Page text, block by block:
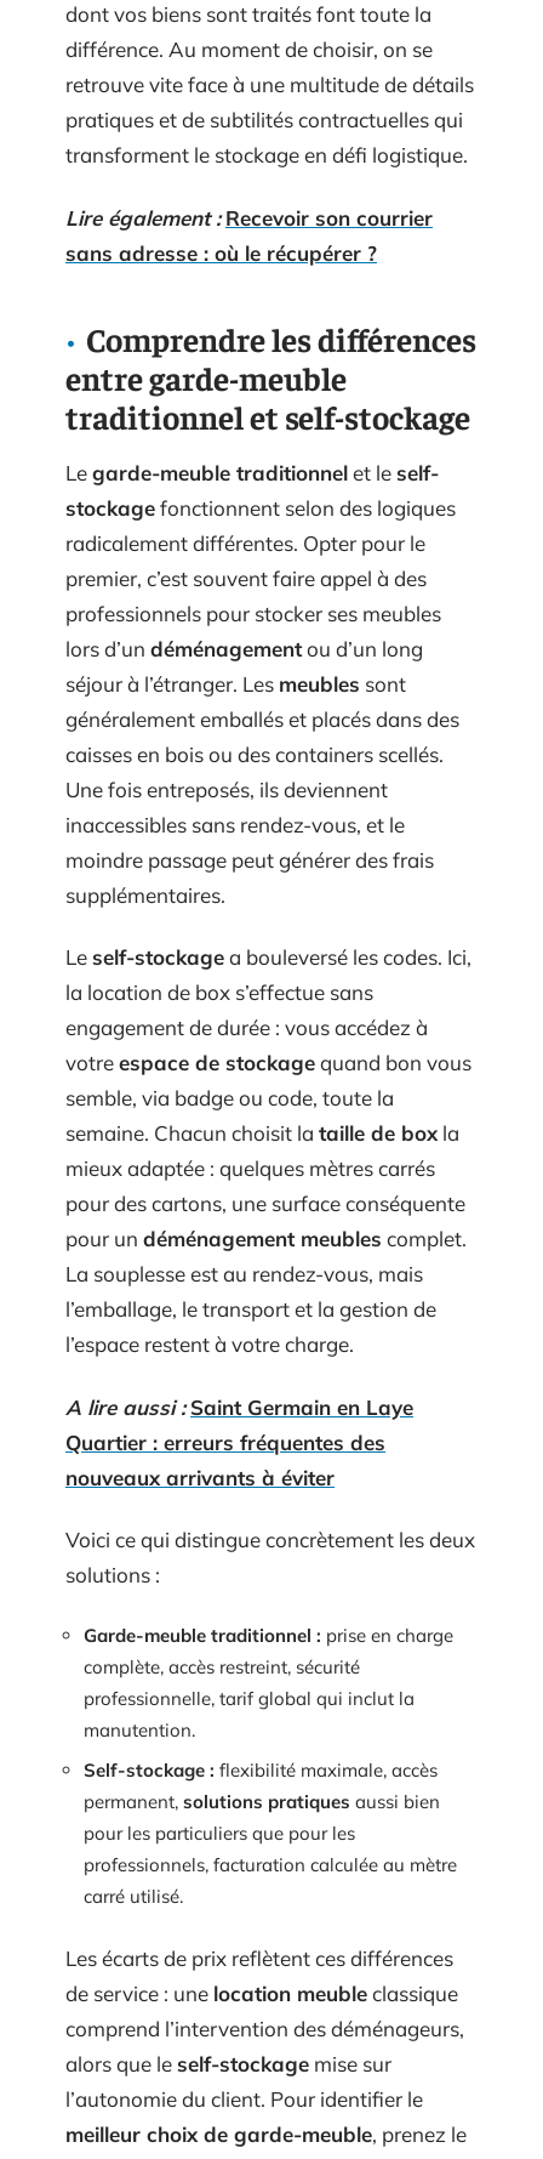
dont vos biens sont traités font toute la
différence. Au moment de choisir, on se
retrouve vite face à une multitude de détails
pratiques et de subtilités contractuelles qui
transforment le stockage en défi logistique.
Lire également : Recevoir son courrier
sans adresse : où le récupérer ?
Comprendre les différences
entre garde-meuble
traditionnel et self-stockage
Legarde-meuble traditionnelet leself-
stockagefonctionnent selon des logiques
radicalement différentes. Opter pour le
premier, c’est souvent faire appel à des
professionnels pour stocker ses meubles
lors d’un déménagementou d’un long
séjour à l’étranger. Les meubles sont
généralement emballés et placés dans des
caisses en bois ou des containers scellés.
Une fois entreposés, ils deviennent
inaccessibles sans rendez-vous, et le
moindre passage peut générer des frais
supplémentaires.
Leself-stockagea bouleversé les codes. Ici,
la location de box s’effectue sans
engagement de durée : vous accédez à
votreespace de stockagequand bon vous
semble, via badge ou code, toute la
semaine. Chacun choisit la taille de box la
mieux adaptée : quelques mètres carrés
pour des cartons, une surface conséquente
pour un déménagement meubles complet.
La souplesse est au rendez-vous, mais
l’emballage, le transport et la gestion de
l’espace restent à votre charge.
A lire aussi : Saint Germain en Laye
Quartier : erreurs fréquentes des
nouveaux arrivants à éviter
Voici ce qui distingue concrètement les deux
solutions :
Garde-meuble traditionnel : prise en charge
complète, accès restreint, sécurité
professionnelle, tarif global qui inclut la
manutention.
Self-stockage : flexibilité maximale, accès
permanent, solutions pratiques aussi bien
pour les particuliers que pour les
professionnels, facturation calculée au mètre
carré utilisé.
Les écarts de prix reflètent ces différences
de service : une location meubleclassique
comprend l’intervention des déménageurs,
alors que leself-stockage mise sur
l’autonomie du client. Pour identifier le
meilleur choix de garde-meuble, prenez le